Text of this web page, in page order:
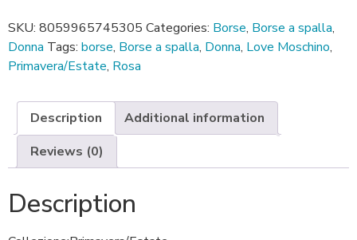
SKU: 8059965745305 Categories: Borse, Borse a spalla,
Donna Tags: borse, Borse a spalla, Donna, Love Moschino,
Primavera/Estate, Rosa
Description
Additional information
Reviews (0)
Description